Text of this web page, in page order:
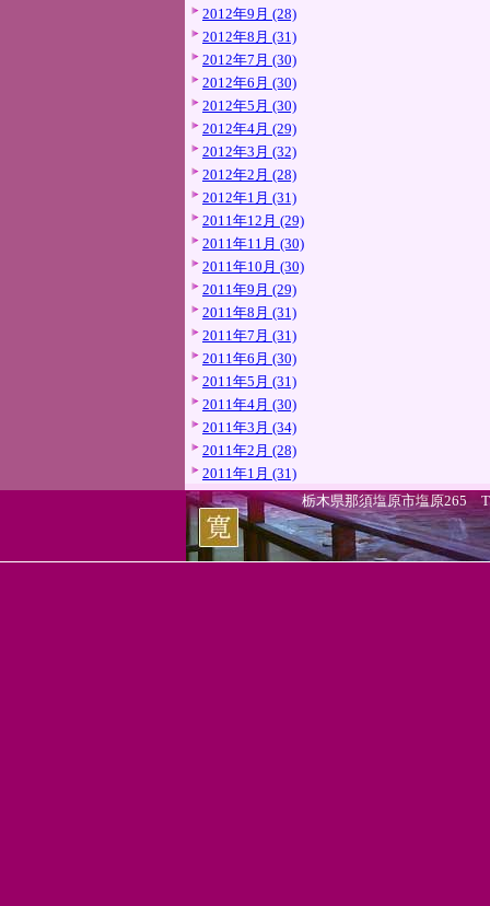
2012年9月 (28)
2012年8月 (31)
2012年7月 (30)
2012年6月 (30)
2012年5月 (30)
2012年4月 (29)
2012年3月 (32)
2012年2月 (28)
2012年1月 (31)
2011年12月 (29)
2011年11月 (30)
2011年10月 (30)
2011年9月 (29)
2011年8月 (31)
2011年7月 (31)
2011年6月 (30)
2011年5月 (31)
2011年4月 (30)
2011年3月 (34)
2011年2月 (28)
2011年1月 (31)
栃木県那須塩原市塩原265